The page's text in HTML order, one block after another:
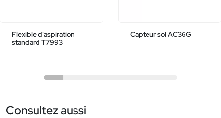
Flexible d'aspiration
standard T7993
Capteur sol AC36G
Consultez aussi